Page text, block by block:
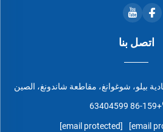
اتصل بنا
بيلو، شوغوانغ، مقاطعة شاندونغ، الصين
+86-159 63404599
[email protected]